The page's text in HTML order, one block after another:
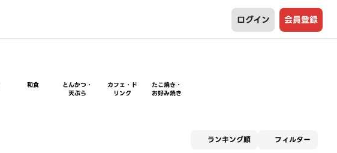
ログイン 会員登録
和食
とんかつ・
天ぷら
カフェ・ド
リンク
たこ焼き・
お好み焼き
ランキング順 フィルター